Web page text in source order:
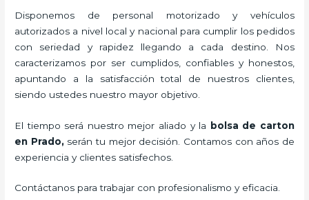
Disponemos de personal motorizado y vehículos
autorizados a nivel local y nacional para cumplir los pedidos
con seriedad y rapidez llegando a cada destino. Nos
caracterizamos por ser cumplidos, confiables y honestos,
apuntando a la satisfacción total de nuestros clientes,
siendo ustedes nuestro mayor objetivo.
El tiempo será nuestro mejor aliado y la bolsa de carton
en Prado, serán tu mejor decisión. Contamos con años de
experiencia y clientes satisfechos.
Contáctanos para trabajar con profesionalismo y eficacia.